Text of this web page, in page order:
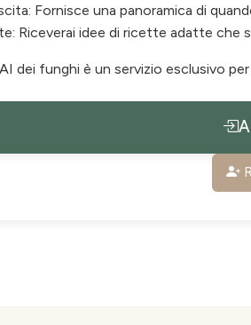
Fornisce una panoramica di
Riceverai idee di ricette adatte
dei funghi è un servizio esclusivo